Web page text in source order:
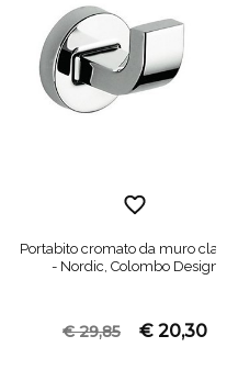
Portabito cromato da muro
- Nordic, Colombo Design
€ 29,85 € 20,30